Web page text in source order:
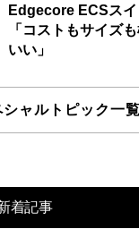
Edgecore ECSス
「コストもサイズ
いい」
シャルトピック一覧
着記事